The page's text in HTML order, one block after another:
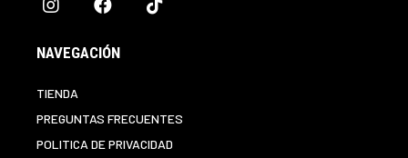
NAVEGACIÓN
TIENDA
PREGUNTAS FRECUENTES
POLITICA DE PRIVACIDAD